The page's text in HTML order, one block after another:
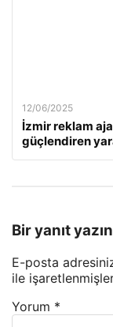
12/06/2025
İzmir reklam
güçlendiren
Bir yanıt yazın
E-posta
ile
Yorum *